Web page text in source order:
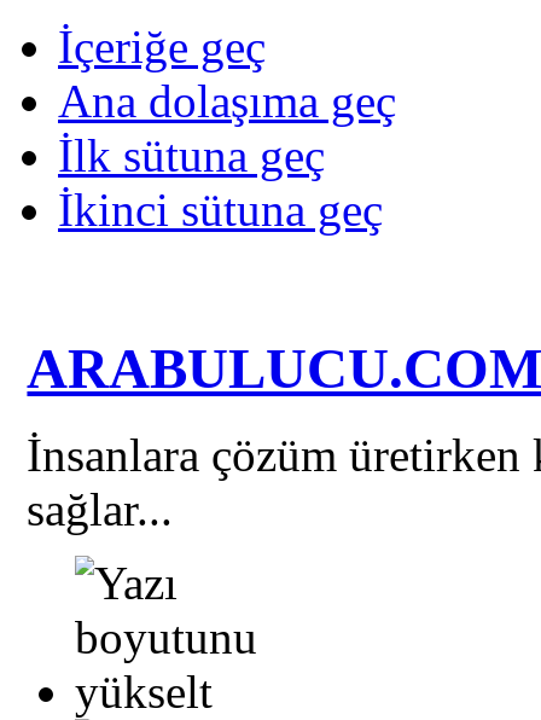
İçeriğe geç
Ana dolaşıma geç
İlk sütuna geç
İkinci sütuna geç
İnsanlara çözüm
sağlar...